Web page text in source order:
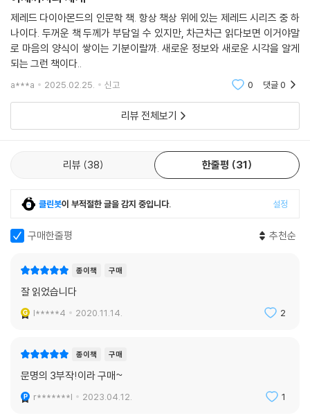
면 전통사회에서 당사자 간에 평화적인 협정이 이루어지지 않는다면, 그때
는 폭력과 전쟁이 일어난다. 중간에 중재할 사법제도도 정치 지도자도 없
어, 폭력은 복수극으로 발전한다. 전통사회의 작은 전쟁들과 세계 전역에
서 일어난 많은 전쟁들의 사례 연구를 통해 전쟁의 정의, 이유, 전개 양상,
진정한 평화 유지 등에 대한 문화인류학적 고찰을 펼친다.
“아이를 어떻게 키울 것인가?”의 문제!
지난 수십 년 전부터, 소규모 사회의 육아법에 대한 관심이 증가하면서 비
제들이 존재하지만, 긴 수유 기간, 오랫동안 부모 옆에서 잠을 자는 풍습,
대리 부모를 통해 아이에게 훨씬 많이 제공되는 사회적 본보기들, 돌봄이
들의 끊임없는 신체 접촉을 통한 사회적 격려, 아기의 울음에 대한 즉각적
인 반응, 체벌의 최소화 등은 우리의 양육법에 시사하는 바가 크다.
수렵채집인들의 양육법이 색다르게 보이지만 해롭지 않으며, 오히려 삶을
크다. 오랜 시간 동안 지속적으로 실험해서 얻어낸 그들의 양육법에서 어
떤 교훈을 얻을 수 있을까?
“소규모 사회에서는 자식에 대한 책임이 생물학적 부모를 넘어 많은 사람
고 깊은 인상을 받았다며, 많은 대리 부모와의 관계에서 그 이유를 설명할
수 있을 거라고 말한다.” - p.282
제레드 다이아몬드의 인문학 책. 항상 책상 위에 있는 제레드 시리즈 중 하
나이다. 두꺼운 책 두께가 부담일 수 있지만, 차근차근 읽다보면 이거야말
로 마음의 양식이 쌓이는 기분이랄까. 새로운 정보와 새로운 시각을 알게
되는 그런 책이다..
a***a 2025.02.25. 신고 0 댓글0
리뷰 전체보기
리뷰 38 한줄평 31
클린봇이 부적절한 글을 감지 중입니다. 설정
구매한줄평 추천순
종이책 구매
잘 읽었습니다
l*****4 2020.11.14. 2
종이책 구매
문명의 3부작!이라 구매~
r*******l 2023.04.12. 1